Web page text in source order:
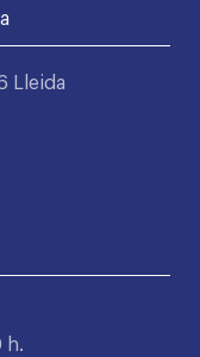
Lleida
h.